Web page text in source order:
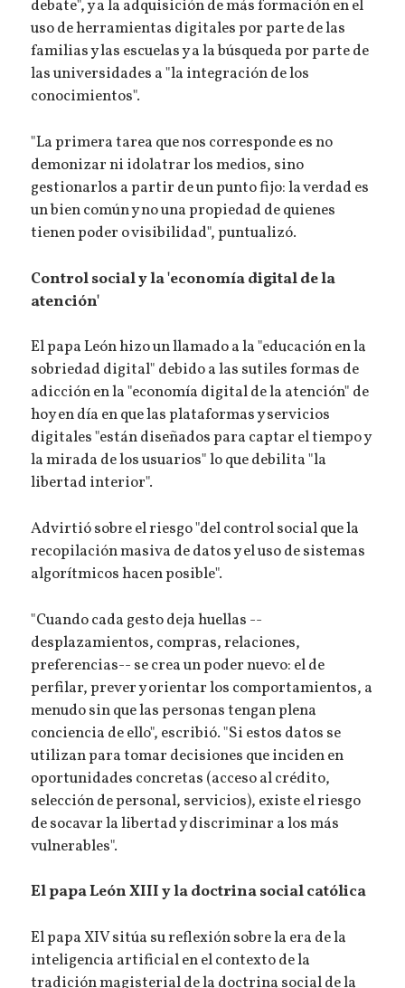
debate", y a la adquisición de más formación en el
uso de herramientas digitales por parte de las
familias y las escuelas y a la búsqueda por parte de
las universidades a "la integración de los
conocimientos".
"La primera tarea que nos corresponde es no
demonizar ni idolatrar los medios, sino
gestionarlos a partir de un punto fijo: la verdad es
un bien común y no una propiedad de quienes
tienen poder o visibilidad", puntualizó.
Control social y la 'economía digital de la
atención'
El papa León hizo un llamado a la "educación en la
sobriedad digital" debido a las sutiles formas de
adicción en la "economía digital de la atención" de
hoy en día en que las plataformas y servicios
digitales "están diseñados para captar el tiempo y
la mirada de los usuarios" lo que debilita "la
libertad interior".
Advirtió sobre el riesgo "del control social que la
recopilación masiva de datos y el uso de sistemas
algorítmicos hacen posible".
"Cuando cada gesto deja huellas --
desplazamientos, compras, relaciones,
preferencias-- se crea un poder nuevo: el de
perfilar, prever y orientar los comportamientos, a
menudo sin que las personas tengan plena
conciencia de ello", escribió. "Si estos datos se
utilizan para tomar decisiones que inciden en
oportunidades concretas (acceso al crédito,
selección de personal, servicios), existe el riesgo
de socavar la libertad y discriminar a los más
vulnerables".
El papa León XIII y la doctrina social católica
El papa XIV sitúa su reflexión sobre la era de la
inteligencia artificial en el contexto de la
tradición magisterial de la doctrina social de la